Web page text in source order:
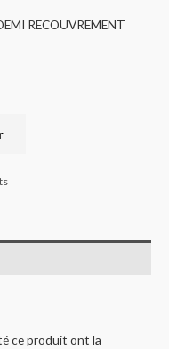
RECOUVREMENT
ce produit ont la